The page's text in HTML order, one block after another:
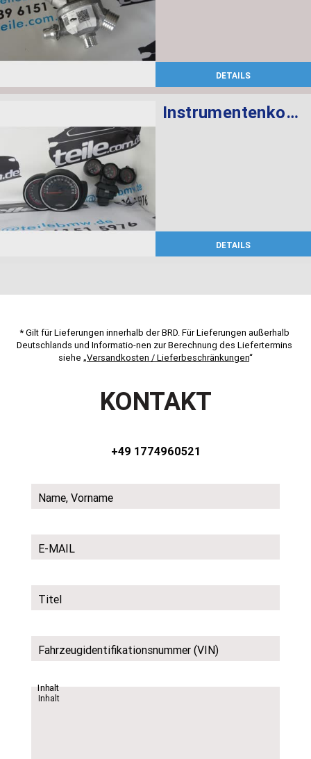
DETAILS
Instrumentenkombination KMH Chrono Paket
DETAILS
* Gilt für Lieferungen innerhalb der BRD. Für Lieferungen außerhalb
Deutschlands und Informatio-nen zur Berechnung des Liefertermins
siehe „Versandkosten / Lieferbeschränkungen“
KONTAKT
+49 1774960521
Name, Vorname
E-MAIL
Titel
Fahrzeugidentifikationsnummer (VIN)
Inhalt